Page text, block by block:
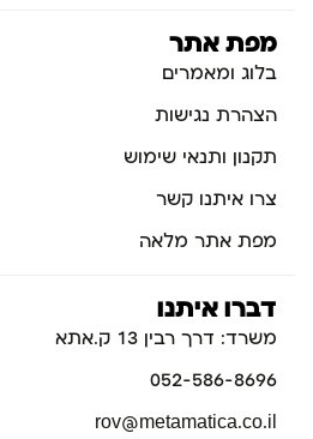
מפת אתר
בלוג ומאמרים
הצהרת נגישות
תקנון ותנאי שימוש
צרו איתנו קשר
מפת אתר מלאה
דברו איתנו
משרד: דרך רבין 13 ק.אתא
052-586-8696
rov@metamatica.co.il